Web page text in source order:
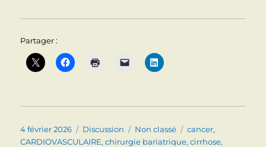
Partager :
Publié
le
4 février 2026 Format
Discussion Catégories
Non classé Étiquettes
cancer,
CARDIOVASCULAIRE,chirurgie bariatrique,cirrhose,